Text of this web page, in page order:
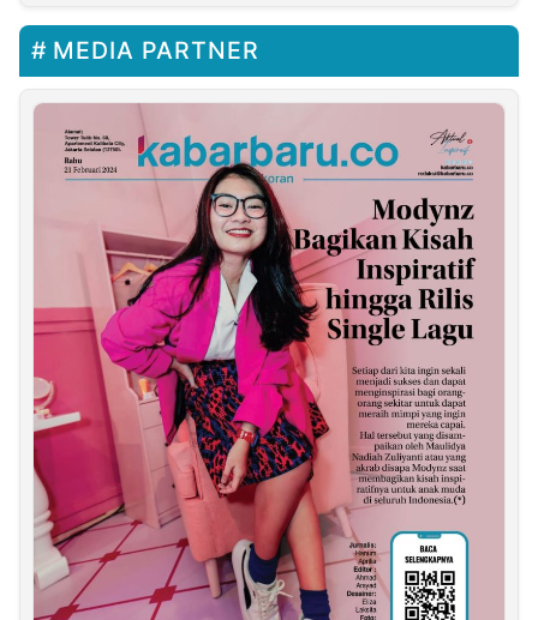
MEDIA PARTNER